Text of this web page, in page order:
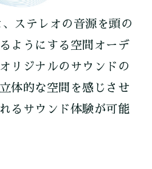
ステレオの音源を頭の
ようにする空間オーデ
リジナルのサウンドの
体的な空間を感じさせ
るサウンド体験が可能